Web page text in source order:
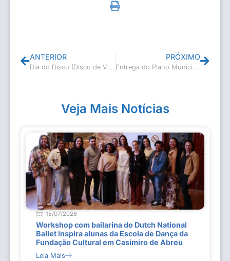
ANTERIOR
Dia do Disco (Disco de Vinil)
PRÓXIMO
Entrega do Plano Municipal do Livro
Veja Mais Notícias
15/07/2026
Workshop com bailarina do Dutch National
Ballet inspira alunas da Escola de Dança da
Fundação Cultural em Casimiro de Abreu
Leia Mais